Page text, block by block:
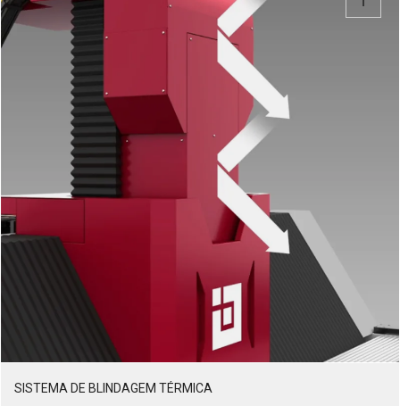
SISTEMA DE BLINDAGEM TÉRMICA